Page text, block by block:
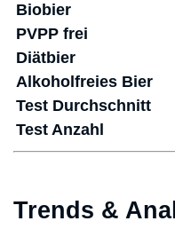
Biobier
PVPP frei
Diätbier
Alkoholfreies Bier
Test Durchschnitt
Test Anzahl
Trends &